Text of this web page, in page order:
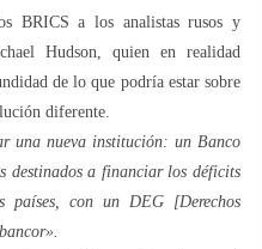
BRICS a los analistas rusos y
Hudson, quien en realidad
de lo que podría estar sobre
diferente.
una nueva institución: un Banco
destinados a financiar los déficits
países, con un DEG [Derechos